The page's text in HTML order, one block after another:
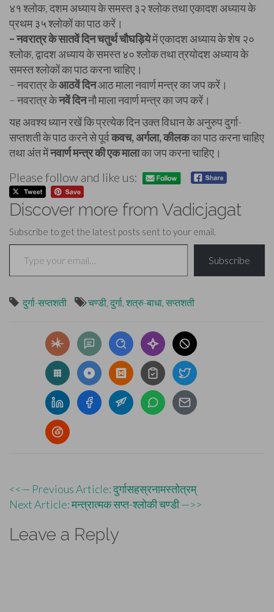
४१ श्लोक, दशम अध्याय के समस्त ३२ श्लोक तथा एकादश अध्याय के
प्रथम ३५ श्लोकों का पाठ करें।
– नवरात्र के सातवें दिन चतुर्थ चौघड़ियेमें एकादश अध्याय के शेष २०
श्लोक, द्वादश अध्याय के समस्त ४० श्लोक तथा त्रयोदश अध्याय के
समस्त श्लोकों का पाठ करना चाहिए।
– नवरात्र केआठवें दिनआठ माला नवार्ण मन्त्र का जप करें।
– नवरात्र केनवें दिननौ माला नवार्ण मन्त्र का जप करें।
यह अवश्य ध्यान रखें कि प्रत्येक दिन उक्त विधान के अनुरुप दुर्गा-
सप्तशती के पाठ करने से पूर्वकवच, अर्गला, कीलकका पाठ करना चाहिए
तथा अंत मेंनवार्ण मन्त्र की एक मालाका जप करना चाहिए।
Please follow and like us:
Discover more from Vadicjagat
Subscribe to get the latest posts sent to your email.
Type your email…
Subscribe
दुर्गा-सप्तशती चण्डी दुर्गा शत्रु-बाधा सप्तशती
Post
navigation
<<— Previous Article: दुर्गासहस्रनामस्तोत्रम्
Next Article: मन्त्रात्मक सप्त-श्लोकी चण्डी —>>
Leave a Reply